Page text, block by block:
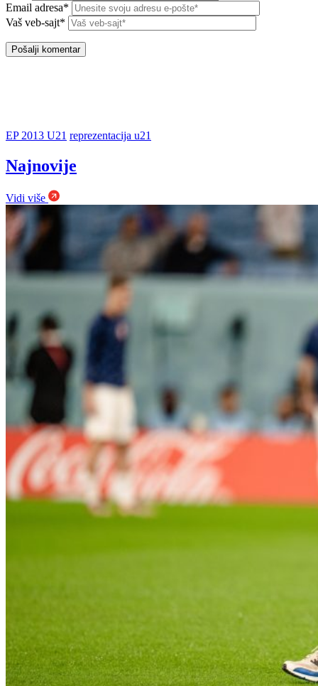
Email adresa*
Vaš veb-sajt*
EP 2013 U21 reprezentacija u21
Najnovije
Vidi više